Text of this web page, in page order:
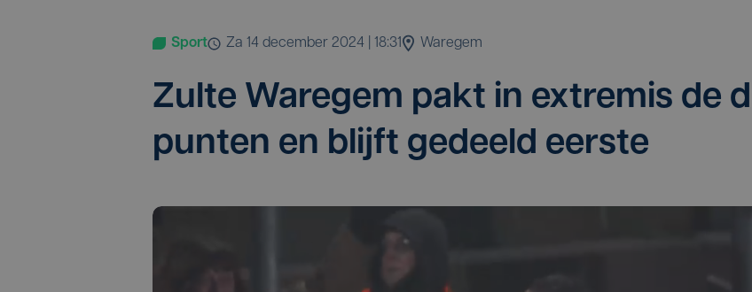
Sport za 14 december 2024 | 18:31 Waregem
Zul­te Ware­gem pakt in extre­mis de
pun­ten en blijft gedeeld eerste